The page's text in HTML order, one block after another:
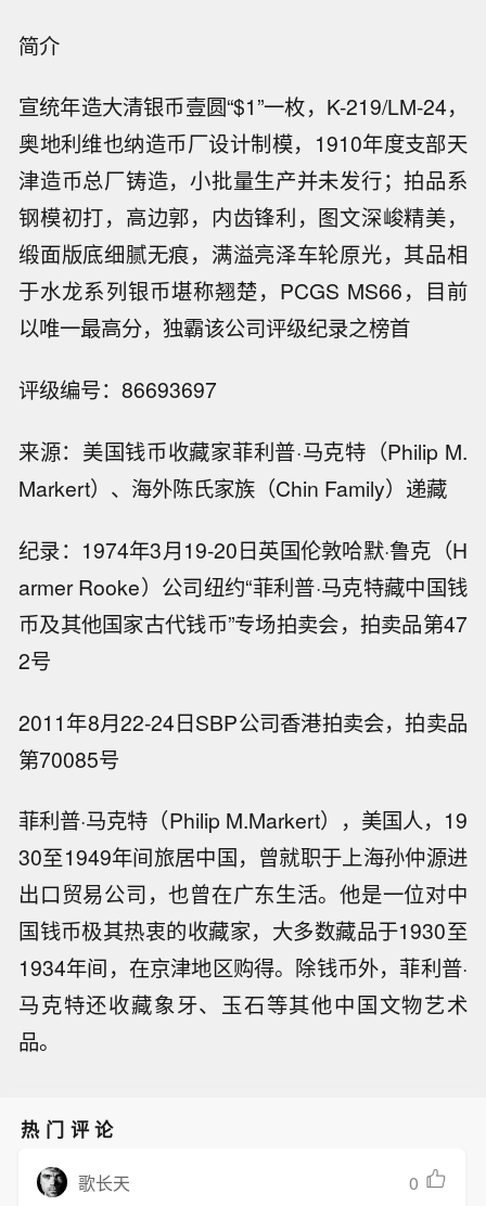
简介
宣统年造大清银币壹圆“$1”一枚，K-219/LM-24，
奥地利维也纳造币厂设计制模，1910年度支部天
津造币总厂铸造，小批量生产并未发行；拍品系
钢模初打，高边郭，内齿锋利，图文深峻精美，
缎面版底细腻无痕，满溢亮泽车轮原光，其品相
于水龙系列银币堪称翘楚，PCGS MS66，目前
以唯一最高分，独霸该公司评级纪录之榜首
评级编号：86693697
来源：美国钱币收藏家菲利普·马克特（Philip M.
Markert）、海外陈氏家族（Chin Family）递藏
纪录：1974年3月19-20日英国伦敦哈默·鲁克（H
armer Rooke）公司纽约“菲利普·马克特藏中国钱
币及其他国家古代钱币”专场拍卖会，拍卖品第47
2号
2011年8月22-24日SBP公司香港拍卖会，拍卖品
第70085号
菲利普·马克特（Philip M.Markert），美国人，19
30至1949年间旅居中国，曾就职于上海孙仲源进
出口贸易公司，也曾在广东生活。他是一位对中
国钱币极其热衷的收藏家，大多数藏品于1930至
1934年间，在京津地区购得。除钱币外，菲利普·
马克特还收藏象牙、玉石等其他中国文物艺术
品。
热门评论
歌长天 0